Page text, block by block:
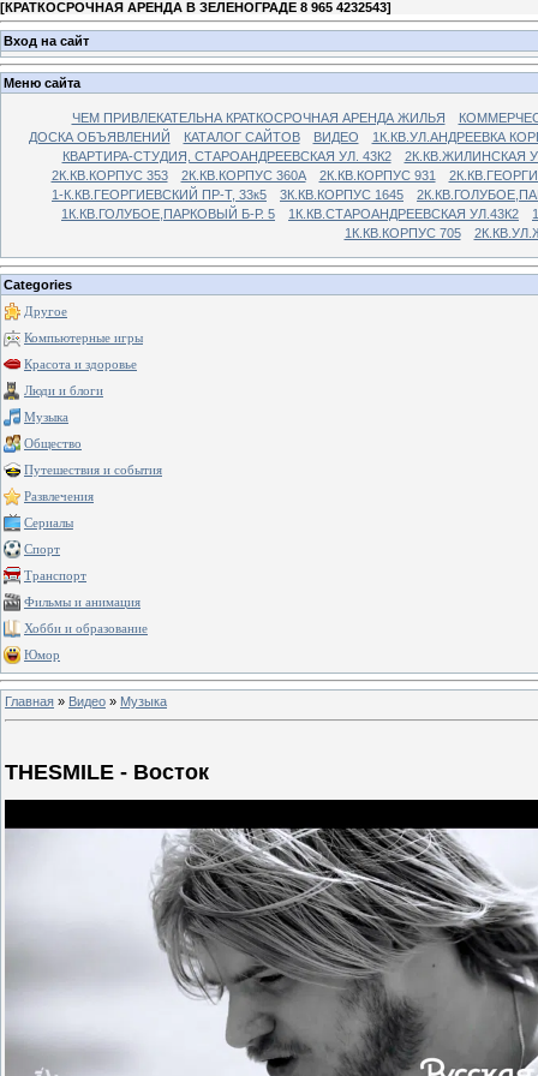
[КРАТКОСРОЧНАЯ АРЕНДА В ЗЕЛЕНОГРАДЕ 8 965 4232543]
Вход на сайт
Меню сайта
ЧЕМ ПРИВЛЕКАТЕЛЬНА КРАТКОСРОЧНАЯ АРЕНДА ЖИЛЬЯ
ДОСКА ОБЪЯВЛЕНИЙ
КАТАЛОГ САЙТОВ ВИДЕО
1К.КВ.УЛ.АНДРЕЕВКА
КВАРТИРА-СТУДИЯ, СТАРОАНДРЕЕВСКАЯ УЛ. 43К2
2К.КВ.ЖИЛИНСКАЯ
2К.КВ.КОРПУС 353
2К.КВ.КОРПУС 360А 2К.КВ.КОРПУС 931
1-К.КВ.ГЕОРГИЕВСКИЙ ПР-Т, 33к5
3К.КВ.КОРПУС 1645
1К.КВ.ГОЛУБОЕ,ПАРКОВЫЙ Б-Р. 5
1К.КВ.СТАРОАНДРЕЕВСКАЯ УЛ.43К2
1К.КВ.КОРПУС 705
Categories
Другое
Компьютерные игры
Красота и здоровье
Люди и блоги
Музыка
Общество
Путешествия и события
Развлечения
Сериалы
Спорт
Транспорт
Фильмы и анимация
Хобби и образование
Юмор
Главная » Видео » Музыка
THESMILE - Восток